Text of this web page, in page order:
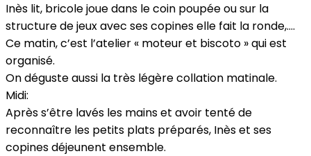
Inès lit, bricole joue dans le coin poupée ou sur la
structure de jeux avec ses copines elle fait la ronde,….
Ce matin, c’est l’atelier « moteur et biscoto » qui est
organisé.
On déguste aussi la très légère collation matinale.
Midi:
Après s’être lavés les mains et avoir tenté de
reconnaître les petits plats préparés, Inès et ses
copines déjeunent ensemble.